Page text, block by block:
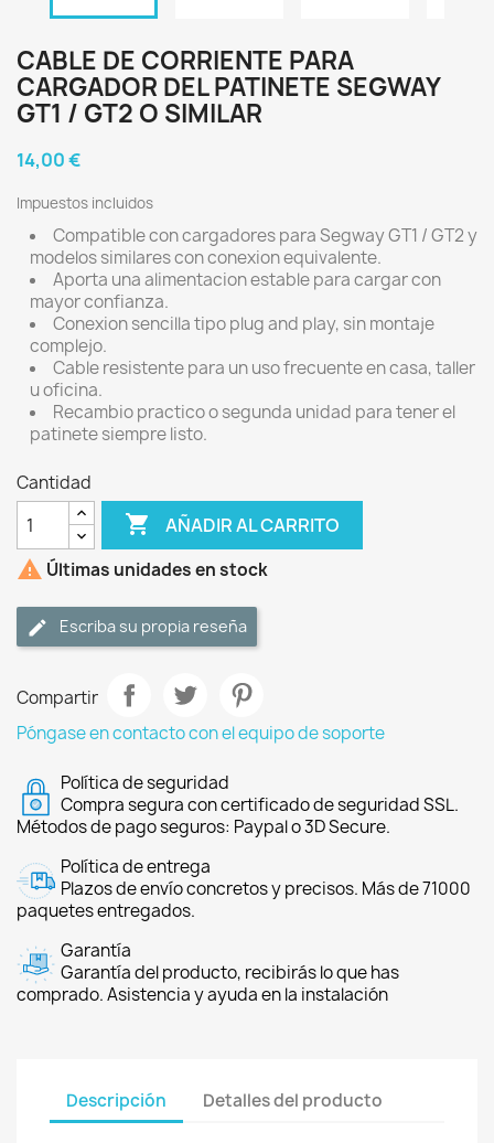
CABLE DE CORRIENTE PARA
CARGADOR DEL PATINETE SEGWAY
GT1 / GT2 O SIMILAR
14,00 €
Impuestos incluidos
Compatible con cargadores para Segway GT1 / GT2 y
modelos similares con conexion equivalente.
Aporta una alimentacion estable para cargar con
mayor confianza.
Conexion sencilla tipo plug and play, sin montaje
complejo.
Cable resistente para un uso frecuente en casa, taller
u oficina.
Recambio practico o segunda unidad para tener el
patinete siempre listo.
Cantidad
 AÑADIR AL CARRITO
 Últimas unidades en stock
Escriba su propia reseña
Compartir
Póngase en contacto con el equipo de soporte
Política de seguridad
Compra segura con certificado de seguridad SSL.
Métodos de pago seguros: Paypal o 3D Secure.
Política de entrega
Plazos de envío concretos y precisos. Más de 71000
paquetes entregados.
Garantía
Garantía del producto, recibirás lo que has
comprado. Asistencia y ayuda en la instalación
Descripción Detalles del producto